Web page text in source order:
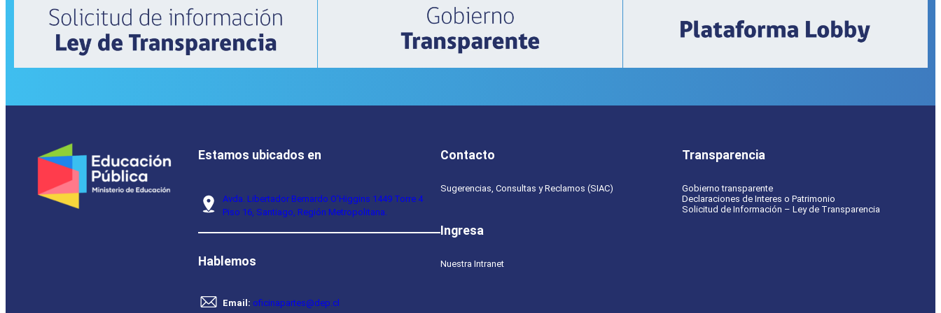
Estamos ubicados en
Avda. Libertador Bernardo O’Higgins 1449 Torre 4
Piso 16, Santiago, Región Metropolitana.
Hablemos
Email: oficinapartes@dep.cl
Contacto
Sugerencias, Consultas y Reclamos (SIAC)
Ingresa
Nuestra Intranet
Transparencia
Gobierno transparente
Declaraciones de Interes o Patrimonio
Solicitud de Información – Ley de Transparencia